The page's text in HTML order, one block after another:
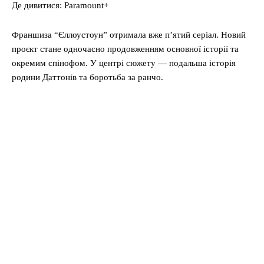
Де дивитися: Paramount+
Франшиза “Єллоустоун” отримала вже п’ятий серіал. Новий
проєкт стане одночасно продовженням основної історії та
окремим спінофом. У центрі сюжету — подальша історія
родини Даттонів та боротьба за ранчо.